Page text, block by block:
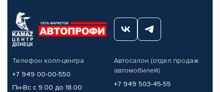
Телефон колл-центра
+7 949 00-00-550
Пн-Вс с 9.00 до 18.00
Автосалон (отдел продаж
автомобилей)
+7 949 503-45-55